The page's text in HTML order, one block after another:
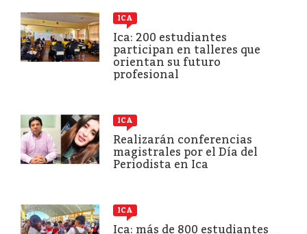
ICA
Ica: 200 estudiantes
participan en talleres que
orientan su futuro
profesional
ICA
Realizarán conferencias
magistrales por el Día del
Periodista en Ica
ICA
Ica: más de 800 estudiantes